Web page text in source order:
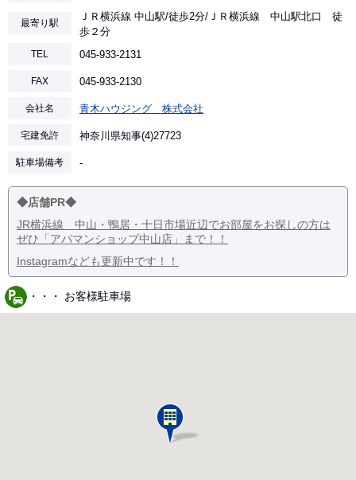
最寄り駅
ＪＲ横浜線 中山駅/徒歩2分/ＪＲ横浜線 中山駅北口 徒
歩２分
TEL 045-933-2131
FAX 045-933-2130
会社名 青木ハウジング 株式会社
宅建免許 神奈川県知事(4)27723
駐車場備考 -
◆店舗PR◆
JR横浜線 中山・鴨居・十日市場近辺でお部屋をお探しの方は
ぜひ「アパマンショップ中山店」まで！！
Instagramなども更新中です！！
・・・ お客様駐車場